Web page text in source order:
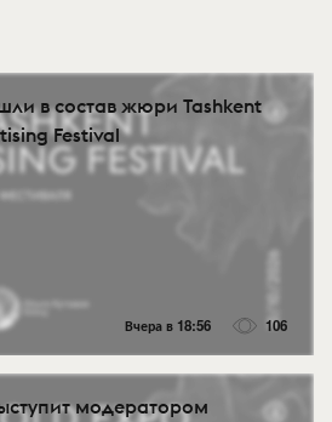
в состав жюри Tashkent
Festival
Вчера в 18:56 106
модератором